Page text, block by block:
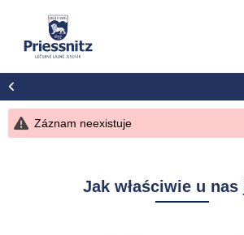
Záznam neexistuje
Jak właściwie u nas